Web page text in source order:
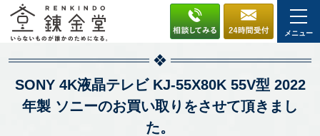
メニュー
SONY 4K液晶テレビ KJ-55X80K 55V型 2022
年製 ソニーのお買い取りをさせて頂きまし
た。